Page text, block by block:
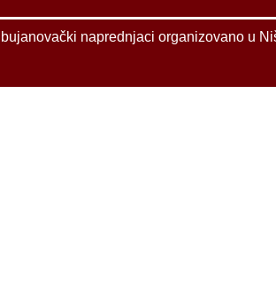
I bujanovački naprednjaci organizovano u